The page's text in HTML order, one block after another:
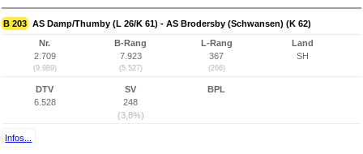
B 203 AS Damp/Thumby (L 26/K 61) - AS Brodersby (Schwansen) (K 62)
Nr.
2.709
(9.989)
B-Rang
7.923
(5.527)
L-Rang
367
(266)
Land
SH
DTV
6.528
SV
248
(3,8%)
BPL
Infos...